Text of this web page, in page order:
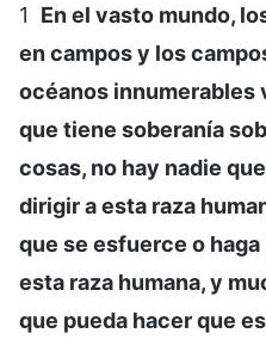
1 En el vasto mundo,
en campos y los
océanos innumerables
que tiene soberanía
cosas, no hay nadie
dirigir a esta raza
que se esfuerce o
esta raza humana, y
que pueda hacer que